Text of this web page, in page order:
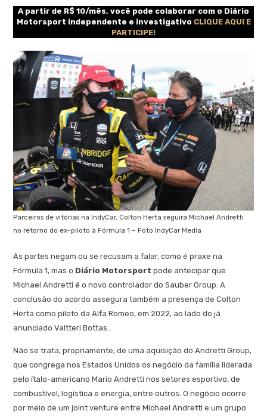
A partir de R$ 10/mês, você pode colaborar com o Diário
Motorsport independente e investigativo CLIQUE AQUI E
PARTICIPE!
Parceiros de vitórias na IndyCar, Colton Herta seguira Michael Andretti
no retorno do ex-piloto à Fórmula 1 – Foto IndyCar Media
As partes negam ou se recusam a falar, como é praxe na
Fórmula 1, mas o Diário Motorsport pode antecipar que
Michael Andretti é o novo controlador do Sauber Group. A
conclusão do acordo assegura também a presença de Colton
Herta como piloto da Alfa Romeo, em 2022, ao lado do já
anunciado Valtteri Bottas.
Não se trata, propriamente, de uma aquisição do Andretti Group,
que congrega nos Estados Unidos os negócio da família liderada
pelo ítalo-americano Mario Andretti nos setores esportivo, de
combustível, logística e energia, entre outros. O negócio ocorre
por meio de um joint venture entre Michael Andretti e um grupo